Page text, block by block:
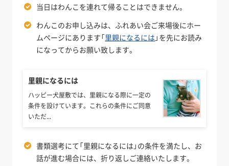
当日はわんこを連れて帰ることはできません。
わんこのお申し込みは、ふれあい会ご来場後にホー
ムページにあります「里親になるには 」を先にお読み
になってからお願い致します。
里親になるには
ハッピー犬屋敷では、里親になる際に一定の
条件を設けています。これらの条件にご同意
いただ...
書類選考にて「里親になるには」の条件を満たし、お
話が進む場合には、折り返しご連絡いたします。